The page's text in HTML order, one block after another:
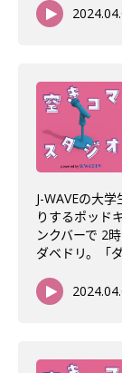
J-WAVEの大
りするポッド
ンクバーで 2
ダベドリ。「